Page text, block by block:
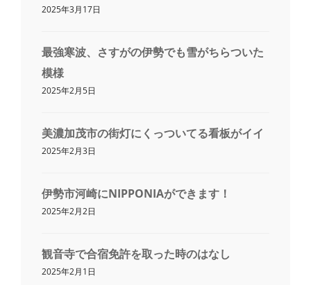
2025年3月17日
最強寒波、さすがの伊勢でも雪がちらついた
模様
2025年2月5日
美濃加茂市の街灯にくっついてる看板がイイ
2025年2月3日
伊勢市河崎にNIPPONIAができます！
2025年2月2日
観音寺で合宿免許を取った時のはなし
2025年2月1日